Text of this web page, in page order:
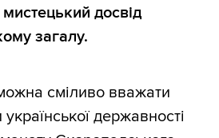
досвід
загалу.
сміливо вважати
державності